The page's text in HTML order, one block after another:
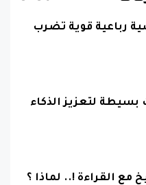
رباعية قوية تضرب
لتعزيز الذكاء
مع القراءة !.. لماذا ؟